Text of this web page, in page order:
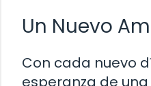
Un Nuevo
Con cada nuevo
esperanza de